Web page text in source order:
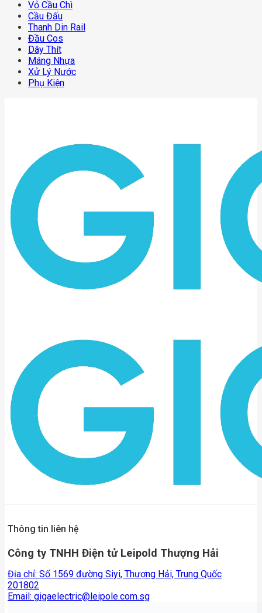
Vỏ Cầu Chì
Cầu Đấu
Thanh Din Rail
Đầu Cos
Dây Thít
Máng Nhựa
Xử Lý Nước
Phụ Kiện
Thông tin liên hệ
Công ty TNHH Điện tử Leipold Thượng Hải
Địa chỉ: Số 1569 đường Siyi, Thượng Hải, Trung Quốc
201802
Email: gigaelectric@leipole.com.sg